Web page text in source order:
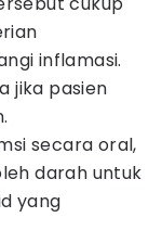
inflamasi.
jika pasien
secara oral,
darah untuk
yang